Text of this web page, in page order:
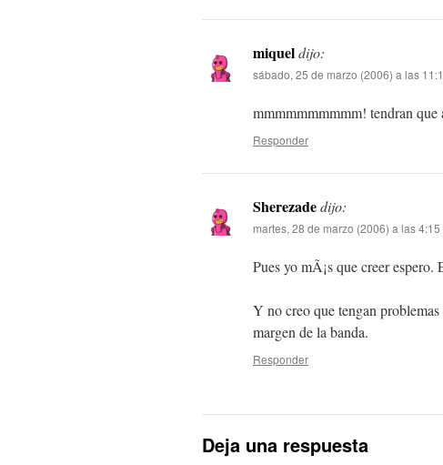
miqueldijo:
sábado, 25 de marzo (2006) a las
mmmmmmmmmm! tendran que
Responder
Sherezadedijo:
martes, 28 de marzo (2006) a las 4:15
Pues yo mÃ¡s que creer espero.
Y no creo que tengan
margen de la banda.
Responder
Deja una respuesta